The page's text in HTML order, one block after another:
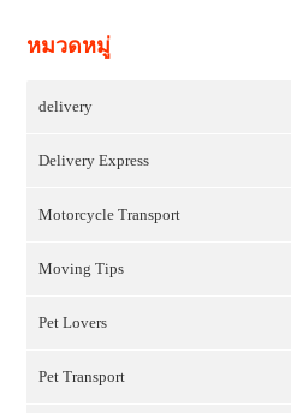
หมวดหมู่
delivery
Delivery Express
Motorcycle Transport
Moving Tips
Pet Lovers
Pet Transport